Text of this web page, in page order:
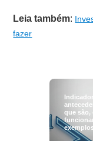
Leia também:
fazer
que são,